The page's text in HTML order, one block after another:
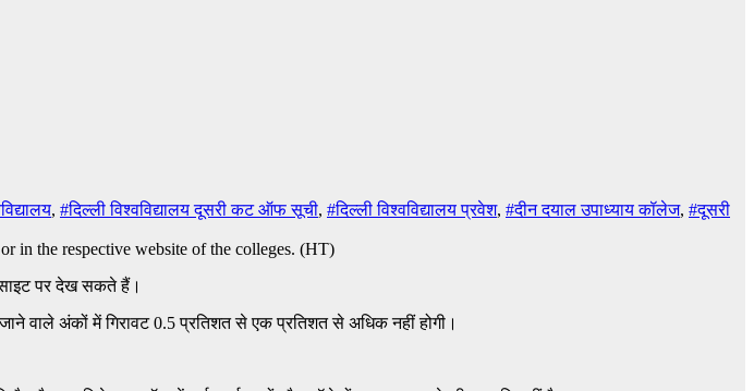
, #दिल्ली विश्वविद्यालय दूसरी कट ऑफ सूची, #दिल्ली विश्वविद्यालय प्रवेश, #दीन दयाल उपाध्याय कॉलेज, #दूसरी
पर देख सकते हैं।
जाने वाले अंकों में गिरावट 0.5 प्रतिशत से एक प्रतिशत से अधिक नहीं होगी।